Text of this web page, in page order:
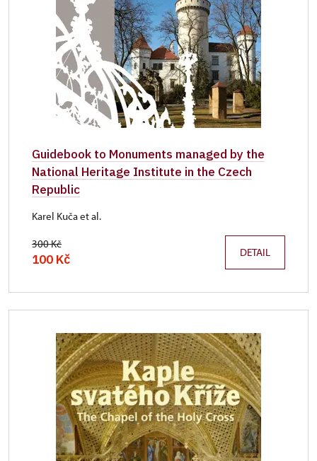
Guidebook to Monuments managed by the
National Heritage Institute in the Czech
Republic
Karel Kuča et al.
300 Kč
100 Kč DETAIL